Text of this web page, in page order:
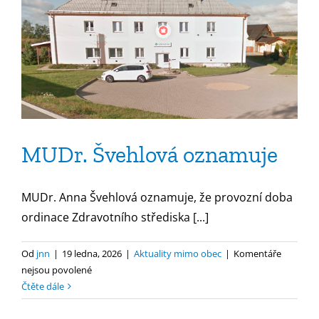
MUDr. Švehlová oznamuje
MUDr. Anna Švehlová oznamuje, že provozní doba
ordinace Zdravotního střediska [...]
Od jnn | 19 ledna, 2026 | Aktuality mimo obec | Komentáře
nejsou povolenéu
s
Čtěte dále